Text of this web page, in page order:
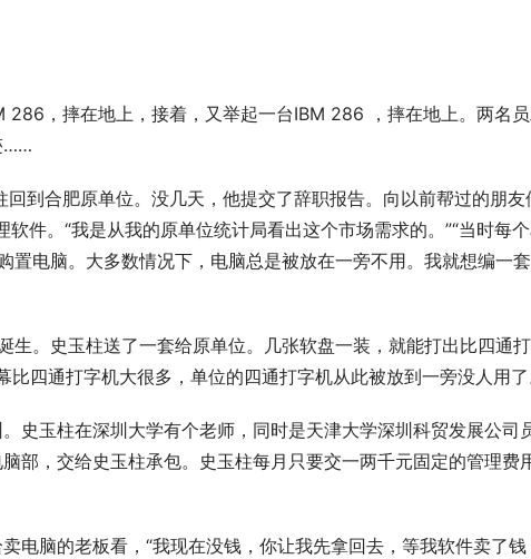
，摔在地上，接着，又举起一台IBM 286 ，摔在地上。两名
……
合肥原单位。没几天，他提交了辞职报告。向以前帮过的朋友
件。“我是从我的原单位统计局看出这个市场需求的。”“当时每
置电脑。大多数情况下，电脑总是被放在一旁不用。我就想编一
。史玉柱送了一套给原单位。几张软盘一装，就能打出比四通
四通打字机大很多，单位的四通打字机从此被放到一旁没人用了
玉柱在深圳大学有个老师，同时是天津大学深圳科贸发展公司
部，交给史玉柱承包。史玉柱每月只要交一两千元固定的管理费
脑的老板看，“我现在没钱，你让我先拿回去，等我软件卖了钱